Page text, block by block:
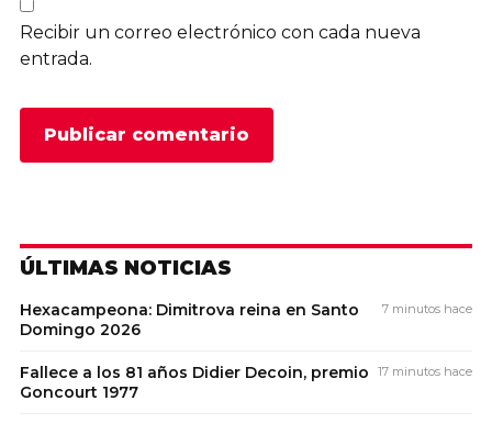
Recibir un correo electrónico con cada nueva
entrada.
ÚLTIMAS NOTICIAS
Hexacampeona: Dimitrova reina en Santo
Domingo 2026
7 minutos hace
Fallece a los 81 años Didier Decoin, premio
Goncourt 1977
17 minutos hace